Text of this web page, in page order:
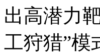
出高潜力
工狩猎”模